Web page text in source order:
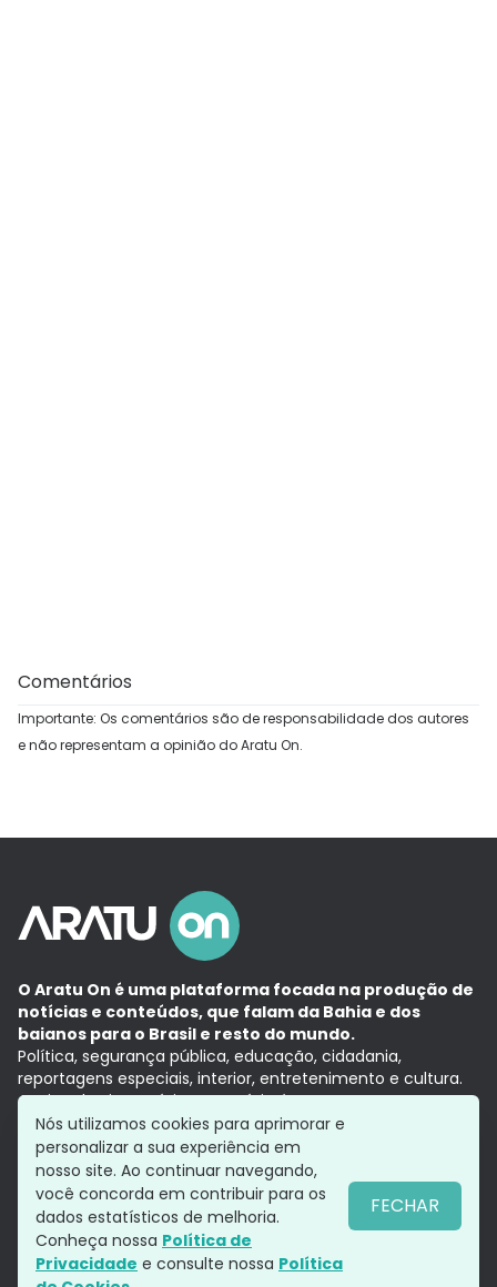
Comentários
Importante: Os comentários são de responsabilidade dos autores
e não representam a opinião do Aratu On.
O Aratu On é uma plataforma focada na produção de
notícias e conteúdos, que falam da Bahia e dos
baianos para o Brasil e resto do mundo.
Política, segurança pública, educação, cidadania,
reportagens especiais, interior, entretenimento e cultura.
Aqui, tudo vira notícia e a notícia é no tempo presente,
com a credibilidade do Grupo Aratu.
Grupo Aratu
Política de privacidade
Siga-nos
Nós utilizamos cookies para aprimorar e
personalizar a sua experiência em
nosso site. Ao continuar navegando,
você concorda em contribuir para os
dados estatísticos de melhoria.
Conheça nossa Política de
Privacidade e consulte nossa Política
FECHAR